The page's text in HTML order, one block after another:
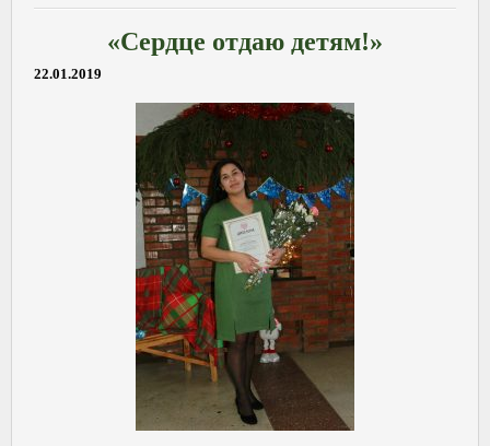
«Сердце отдаю детям!»
22.01.2019